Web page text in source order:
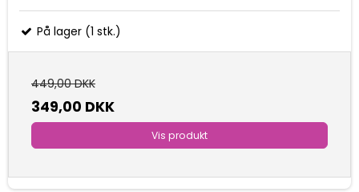
På lager (1 stk.)
449,00 DKK
349,00 DKK
Vis produkt